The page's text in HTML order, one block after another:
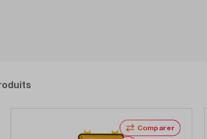
Comparer